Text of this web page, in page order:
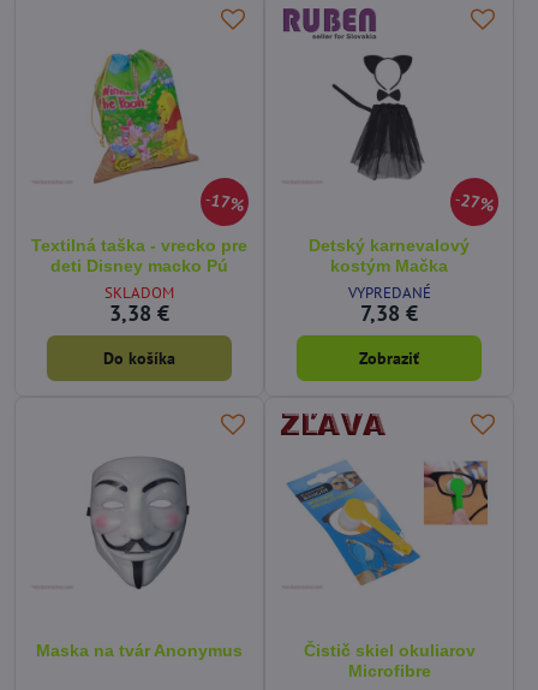
17%
Textilná taška - vrecko pre
deti Disney macko Pú
SKLADOM
3,38 €
Do košíka
27%
Detský karnevalový
kostým Mačka
VYPREDANÉ
7,38 €
Zobraziť
Maska na tvár Anonymus
Čistič skiel okuliarov
Microfibre